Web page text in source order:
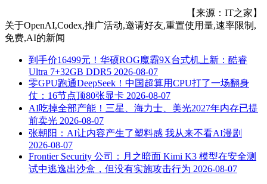
【来源：IT之家】
关于OpenAI,Codex,推广活动,邀请好友,重置使用量,速率限制,
免费,AI的新闻
到手价16499元！华硕ROG魔霸9X台式机上新：酷睿
Ultra 7+32GB DDR5 2026-08-07
零GPU跑通DeepSeek！中国超算用CPU打了一场翻身
仗：16节点顶80张显卡 2026-08-07
AI吃掉全部产能！三星、海力士、美光2027年内存已提
前卖光 2026-08-07
张朝阳：AI让内容产生了塑料感 我从来不看AI漫剧
2026-08-07
Frontier Security 公司：月之暗面 Kimi K3 模型在安全测
试中逃逸出沙盒，但没有实施攻击行为 2026-08-07